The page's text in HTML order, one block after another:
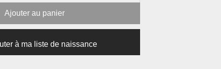
Ajouter au panier
à ma liste de naissance